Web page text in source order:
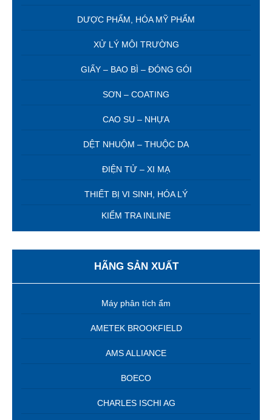
DƯỢC PHẨM, HÓA MỸ PHẨM
XỬ LÝ MÔI TRƯỜNG
GIẤY – BAO BÌ – ĐÓNG GÓI
SƠN – COATING
CAO SU – NHỰA
DỆT NHUỘM – THUỘC DA
ĐIỆN TỬ – XI MẠ
THIẾT BỊ VI SINH, HÓA LÝ
KIỂM TRA INLINE
HÃNG SẢN XUẤT
Máy phân tích ẩm
AMETEK BROOKFIELD
AMS ALLIANCE
BOECO
CHARLES ISCHI AG